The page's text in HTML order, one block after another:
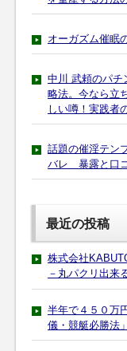
オーガズム催眠
中川 武頼のパチ
略法。今なら立
しい噂！実践者
話題の催淫テン
バレ 暴露と口
最近の投稿
株式会社
－丸パクリ出
半年で４５０万
儀・競艇必勝法